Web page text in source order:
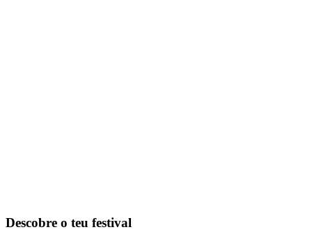
Descobre o teu festival